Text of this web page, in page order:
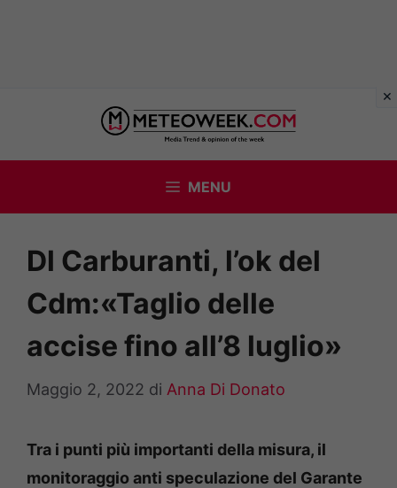
contenuto
MENU
Dl Carburanti, l’ok del
Cdm:«Taglio delle
accise fino all’8 luglio»
Maggio 2, 2022 di Anna Di Donato
Tra i punti più importanti della misura, il
monitoraggio anti speculazione del Garante